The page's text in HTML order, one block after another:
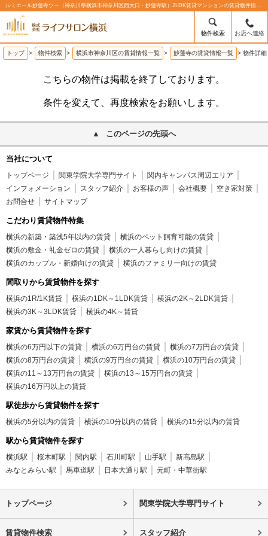
ルミエール妙蓮寺ツー（神奈川県横浜市神奈川区西大口・妙蓮寺駅）2LDK賃貸マンションの賃貸物件情報%% | 株式会社ライフサロン横浜
物件検索 お店へ連絡
トップ > 物件検索 > 横浜市神奈川区の賃貸情報一覧 > 妙蓮寺の賃貸情報一覧 > 物件詳細
こちらの物件は掲載を終了しております。
条件を変えて、再度検索をお願いします。
このページの先頭へ
当社について
トップページ 関東学院大学専門サイト
関内キャンパス周辺エリア
インフォメーション
スタッフ紹介 お客様の声 会社概要
空き家対策
お問合せ
サイトマップ
こだわり賃貸物件特集
横浜の新築・築浅5年以内の賃貸
横浜のペット飼育可能の賃貸
横浜の敷金・礼金ゼロの賃貸
横浜の一人暮らし向けの賃貸
横浜のカップル・新婚向けの賃貸
横浜のファミリー向けの賃貸
間取りから賃貸物件を探す
横浜の1R/1K賃貸 横浜の1DK～1LDK賃貸
横浜の2K～2LDK賃貸
横浜の3K～3LDK賃貸
横浜の4K～賃貸
家賃から賃貸物件を探す
横浜の6万円以下の賃貸 横浜の6万円台の賃貸
横浜の7万円台の賃貸
横浜の8万円台の賃貸
横浜の9万円台の賃貸
横浜の10万円台の賃貸
横浜の11～13万円台の賃貸
横浜の13～15万円台の賃貸
横浜の16万円以上の賃貸
駅徒歩から賃貸物件を探す
横浜の5分以内の賃貸 横浜の10分以内の賃貸 横浜の15分以内の賃貸
駅から賃貸物件を探す
横浜駅 桜木町駅 関内駅 石川町駅 山手駅
新高島駅
みなとみらい駅
馬車道駅 日本大通り駅 元町・中華街駅
トップページ 関東学院大学専門サイト
賃貸物件検索 スタッフ紹介